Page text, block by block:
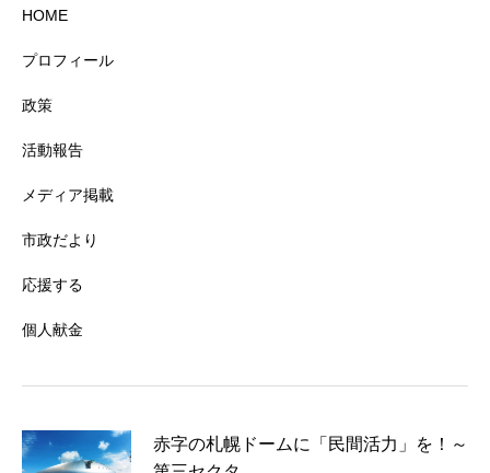
HOME
プロフィール
政策
活動報告
メディア掲載
市政だより
応援する
個人献金
赤字の札幌ドームに「民間活力」を！～